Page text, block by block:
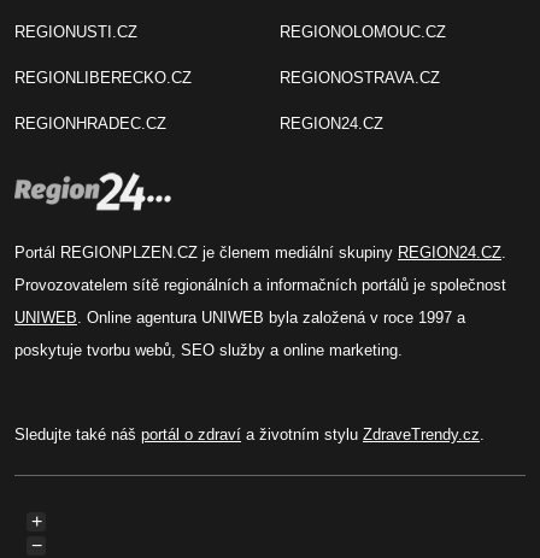
REGIONUSTI.CZ
REGIONLIBERECKO.CZ
REGIONHRADEC.CZ
REGIONOLOMOUC.CZ
REGIONOSTRAVA.CZ
REGION24.CZ
Portál REGIONPLZEN.CZ je členem mediální skupiny REGION24.CZ.
Provozovatelem sítě regionálních a informačních portálů je společnost
UNIWEB. Online agentura UNIWEB byla založená v roce 1997 a
poskytuje tvorbu webů, SEO služby a online marketing.
Sledujte také náš portál o zdraví a životním stylu ZdraveTrendy.cz.
+
−